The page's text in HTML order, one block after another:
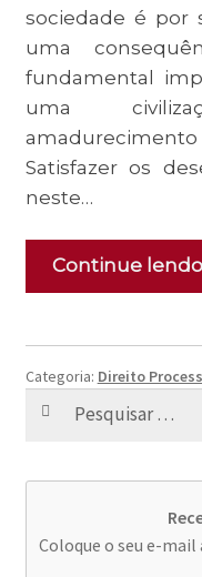
sociedade é por
uma
fundamental
uma
Satisfazer os
neste…
Continue
Categoria: Direito
Pesquisar
Coloque o seu e-mail